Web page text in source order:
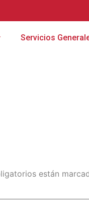
Servicios
están